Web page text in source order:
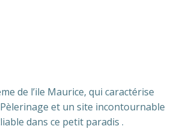
de l’ile Maurice, qui caractérise
et un site incontournable
dans ce petit paradis .